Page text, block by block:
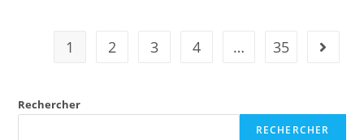
Chapelle
Saint-
1 2 3 4 … 35 Aller à
Rechercher
RECHERCHER